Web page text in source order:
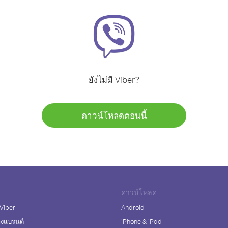
ยังไม่มี Viber?
ดาวน์โหลดตอนนี้
แบรนด์
ดาวน์โหลด
Android
iPhone & iPad